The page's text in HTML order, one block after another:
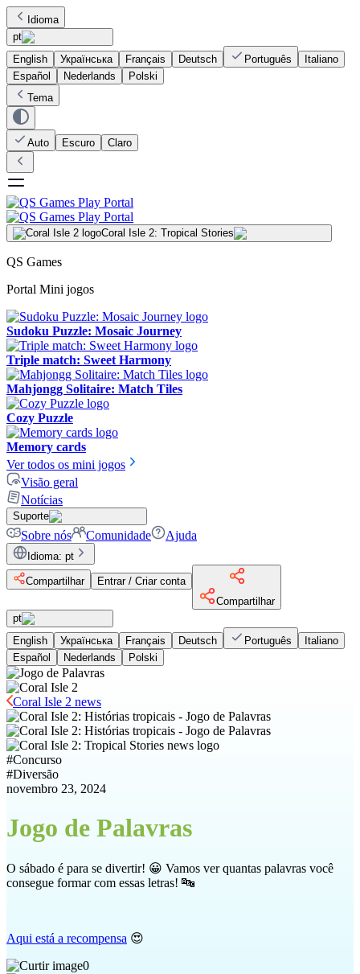
Idioma
pt
English
Українська Français Deutsch Português
Italiano
Español
Nederlands
Polski
Tema
Auto Escuro Claro
Coral Isle 2: Tropical Stories
QS Games
Portal Mini jogos
Sudoku Puzzle: Mosaic Journey
Triple match: Sweet Harmony
Mahjongg Solitaire: Match Tiles
Cozy Puzzle
Memory cards
Ver todos os mini jogos
Visão geral
Notícias
Suporte
Sobre nós Comunidade Ajuda
Idioma: pt
Compartilhar
Entrar / Criar conta
Compartilhar
pt
English
Українська Français Deutsch Português
Italiano
Español
Nederlands Polski
Coral Isle 2 news
#Concurso
#Diversão
novembro 23, 2024
Jogo de Palavras
O sábado é para se divertir! 😀 Vamos ver quantas palavras você
consegue formar com essas letras! 🔤
Aqui está a recompensa 😍
0